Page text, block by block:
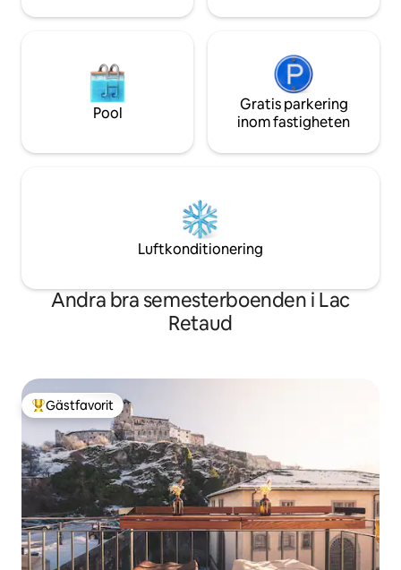
Pool
Gratis parkering
inom fastigheten
Luftkonditionering
Andra bra semesterboenden i Lac
Retaud
Populär gästfavorit
Gästfavorit